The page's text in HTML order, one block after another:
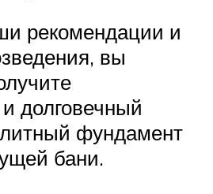
рекомендации и
вы
долговечный
фундамент
бани.